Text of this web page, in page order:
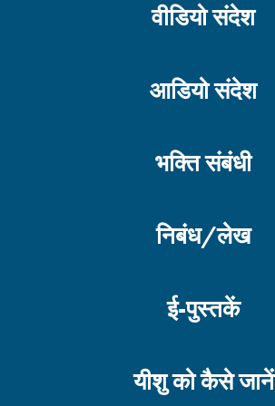
उत्कृष्टता – भाग 2
वीडियो संदेश
आडियो संदेश
भक्ति संबंधी
निबंध/लेख
ई-पुस्तकें
यीशु को कैसे जानें